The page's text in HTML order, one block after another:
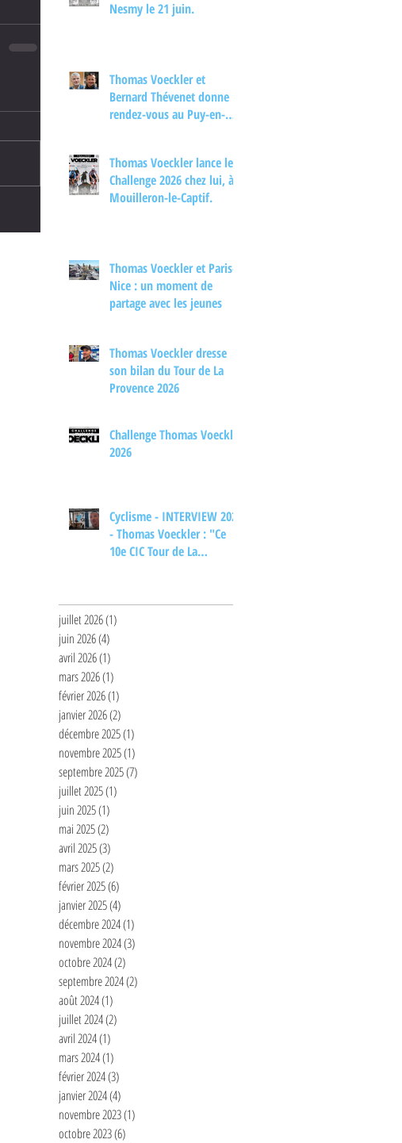
Nesmy le 21 juin.
Thomas Voeckler et
Bernard Thévenet donne
rendez-vous au Puy-en-
cyclisme
Thomas Voeckler lance le
Challenge 2026 chez lui, à
Mouilleron-le-Captif.
Thomas Voeckler et Paris-
Nice : un moment de
partage avec les jeunes
Thomas Voeckler dresse
son bilan du Tour de La
Provence 2026
Challenge Thomas Voeckler
2026
Cyclisme - INTERVIEW 2026
- Thomas Voeckler : "Ce
10e CIC Tour de La
juillet 2026(1)
juin 2026(4)
avril 2026(1)
mars 2026(1)
février 2026(1)
janvier 2026(2)
décembre 2025(1)
novembre 2025(1)
septembre 2025(7)
juillet 2025(1)
juin 2025(1)
mai 2025(2)
avril 2025(3)
mars 2025(2)
février 2025(6)
janvier 2025(4)
décembre 2024(1)
novembre 2024(3)
octobre 2024(2)
septembre 2024(2)
août 2024(1)
juillet 2024(2)
avril 2024(1)
mars 2024(1)
février 2024(3)
janvier 2024(4)
novembre 2023(1)
octobre 2023(6)